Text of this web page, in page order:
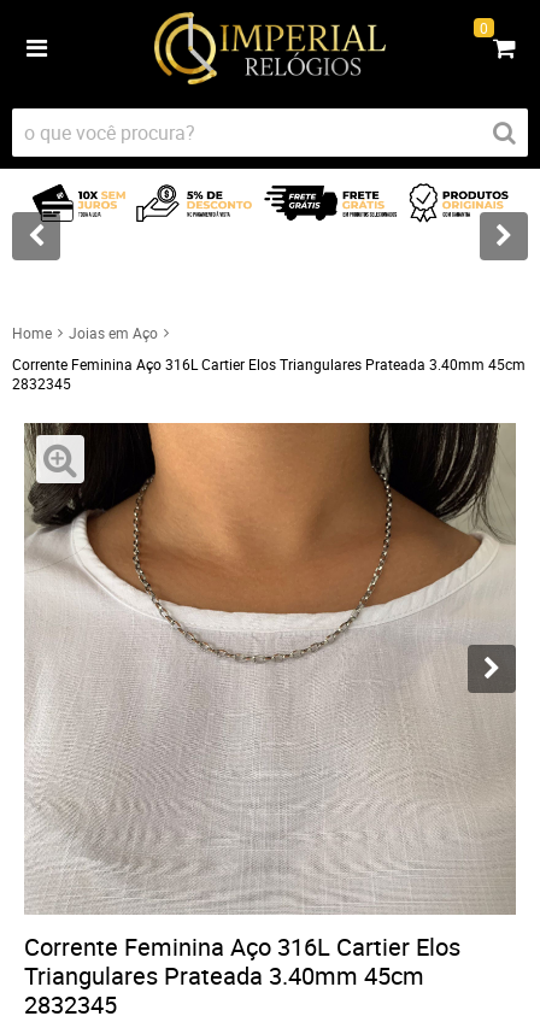
0
Home
Joias em Aço
Corrente Feminina Aço 316L Cartier Elos Triangulares Prateada 3.40mm 45cm
2832345
Corrente Feminina Aço 316L Cartier Elos
Triangulares Prateada 3.40mm 45cm
2832345